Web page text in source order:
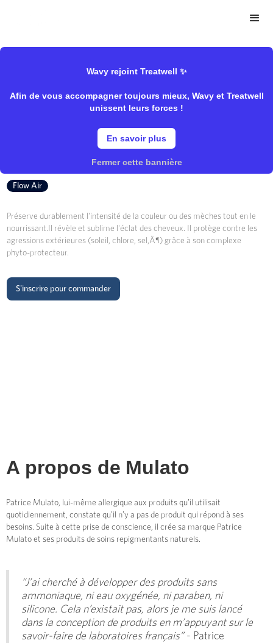
Wavy rejoint Treatwell ✨
Afin de vous accompagner toujours mieux, Wavy et Treatwell
unissent leurs forces !
En savoir plus
Fermer cette bannière
Masque Cheveux Colorés
Flow Air
Préserve durablement l'intensité de la couleur ou des mèches tout en le
nourrissant.Il révèle et sublime l'éclat des cheveux. Il protège contre les
agressions extérieures (soleil, chlore, sel‚Ä¶) grâce à son complexe
phyto-protecteur.
S'inscrire pour commander
A propos de Mulato
Patrice Mulato, lui-même allergique aux produits qu’il utilisait
quotidiennement, constate qu’il n’y a pas de produit qui répond à ses
besoins. Suite à cette prise de conscience, il crée sa marque Patrice
Mulato et ses produits de soins repigmentants naturels.
“J’ai cherché à développer des produits sans
ammoniaque, ni eau oxygénée, ni paraben, ni
silicone. Cela n’existait pas, alors je me suis lancé
dans la conception de produits en m’appuyant sur le
savoir-faire de laboratoires français”- Patrice